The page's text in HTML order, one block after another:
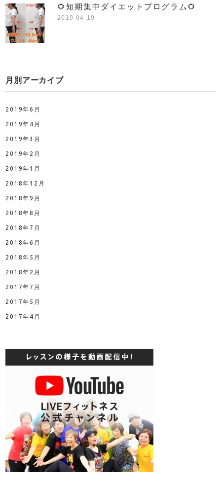
🌻短期集中ダイエットプログラム🌻
2019-04-19
月別アーカイブ
2019年6月
2019年4月
2019年3月
2019年2月
2019年1月
2018年12月
2018年9月
2018年8月
2018年7月
2018年6月
2018年5月
2018年2月
2017年7月
2017年5月
2017年4月